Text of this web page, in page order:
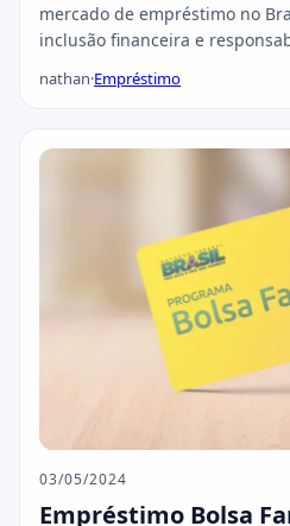
mercado de empréstimo no
inclusão financeira e
nathan·Empréstimo
03/05/2024
Empréstimo Bolsa